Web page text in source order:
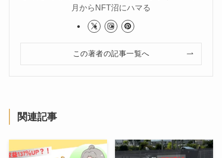
月からNFT沼にハマる
この著者の記事一覧へ
関連記事